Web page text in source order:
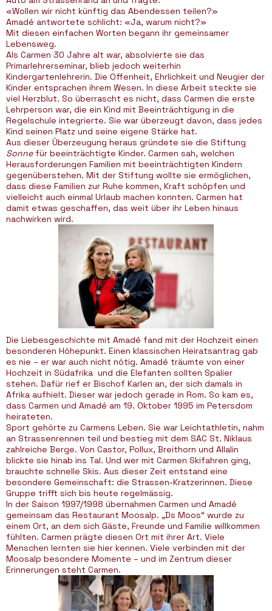
«Wollen wir nicht künftig das Abendessen teilen?»
Amadé antwortete schlicht: «Ja, warum nicht?»
Mit diesen einfachen Worten begann ihr gemeinsamer
Lebensweg.
Als Carmen 30 Jahre alt war, absolvierte sie das
Primarlehrerseminar, blieb jedoch weiterhin
Kindergartenlehrerin. Die Offenheit, Ehrlichkeit und Neugier der
Kinder entsprachen ihrem Wesen. In diese Arbeit steckte sie
viel Herzblut. So überrascht es nicht, dass Carmen die erste
Lehrperson war, die ein Kind mit Beeinträchtigung in die
Regelschule integrierte. Sie war überzeugt davon, dass jedes
Kind seinen Platz und seine eigene Stärke hat.
Aus dieser Überzeugung heraus gründete sie die Stiftung
Sonnefür beeinträchtigte Kinder. Carmen sah, welchen
Herausforderungen Familien mit beeinträchtigten Kindern
gegenüberstehen. Mit der Stiftung wollte sie ermöglichen,
dass diese Familien zur Ruhe kommen, Kraft schöpfen und
vielleicht auch einmal Urlaub machen konnten. Carmen hat
damit etwas geschaffen, das weit über ihr Leben hinaus
nachwirken wird.
Die Liebesgeschichte mit Amadé fand mit der Hochzeit einen
besonderen Höhepunkt. Einen klassischen Heiratsantrag gab
es nie – er war auch nicht nötig. Amadé träumte von einer
Hochzeit in Südafrika und die Elefanten sollten Spalier
stehen. Dafür rief er Bischof Karlen an, der sich damals in
Afrika aufhielt. Dieser war jedoch gerade in Rom. So kam es,
dass Carmen und Amadé am 19. Oktober 1995 im Petersdom
heirateten.
Sport gehörte zu Carmens Leben. Sie war Leichtathletin, nahm
an Strassenrennen teil und bestieg mit dem SAC St. Niklaus
zahlreiche Berge. Von Castor, Pollux, Breithorn und Allalin
blickte sie hinab ins Tal. Und wer mit Carmen Skifahren ging,
brauchte schnelle Skis. Aus dieser Zeit entstand eine
besondere Gemeinschaft: die Strassen-Kratzerinnen. Diese
Gruppe trifft sich bis heute regelmässig.
In der Saison 1997/1998 übernahmen Carmen und Amadé
gemeinsam das Restaurant Moosalp. „Ds Moos“ wurde zu
einem Ort, an dem sich Gäste, Freunde und Familie willkommen
fühlten. Carmen prägte diesen Ort mit ihrer Art. Viele
Menschen lernten sie hier kennen. Viele verbinden mit der
Moosalp besondere Momente – und im Zentrum dieser
Erinnerungen steht Carmen.